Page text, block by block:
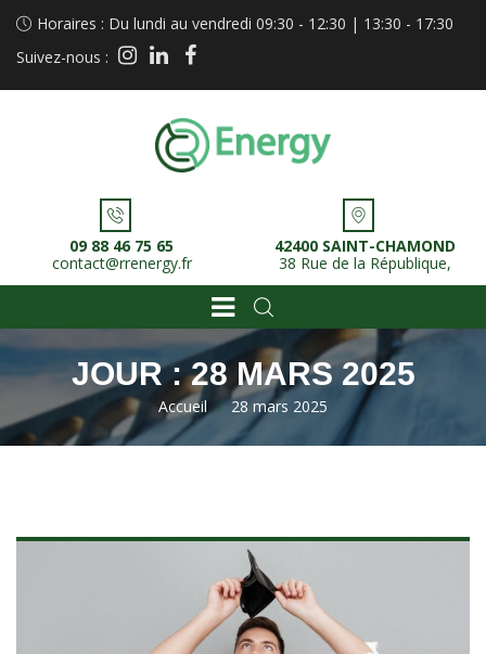
Horaires : Du lundi au vendredi 09:30 - 12:30 | 13:30 - 17:30
Suivez-nous : instagramlinkedinfacebook
09 88 46 75 65
contact@rrenergy.fr
42400 SAINT-CHAMOND
38 Rue de la République,
JOUR :28 MARS 2025
Accueil >28 mars 2025